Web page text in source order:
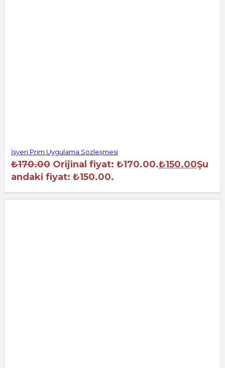
İşyeri Prim Uygulama Sözleşmesi
₺170.00 Orijinal fiyat: ₺170.00.₺150.00Şu
andaki fiyat: ₺150.00.